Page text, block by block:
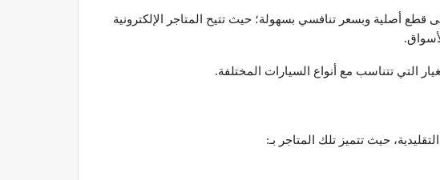
أصلية وبسعر تنافسي بسهولة؛ حيث تتيح المتاجر الإلكترونية
التي تتناسب مع أنواع السيارات المختلفة.
حيث تتميز تلك المتاجر بـ: